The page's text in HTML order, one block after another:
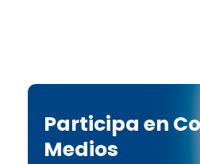
Participa en
Medios